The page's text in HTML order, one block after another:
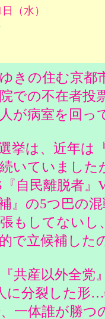
（水）
きの住む京都
での不在者投
が病室を回
挙は、近年は
いていました
自民離脱者』
』の5つ巴の
もしてない
で立候補し
共産以外全党
に分裂した形
一体誰が勝